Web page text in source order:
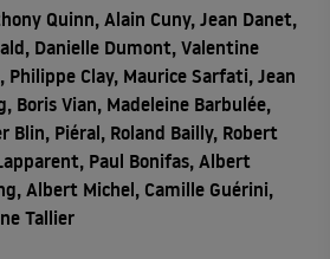
Quinn, Alain Cuny, Jean Danet,
Danielle Dumont, Valentine
Philippe Clay, Maurice Sarfati, Jean
Boris Vian, Madeleine Barbulée,
Blin, Piéral, Roland Bailly, Robert
Paul Bonifas, Albert
Albert Michel, Camille Guérini,
Tallier